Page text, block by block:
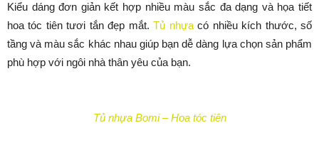
Kiểu dáng đơn giản kết hợp nhiều màu sắc đa dạng và họa tiết
hoa tóc tiên tươi tắn đẹp mắt.Tủ nhựacó nhiều kích thước, số
tầng và màu sắc khác nhau giúp bạn dễ dàng lựa chọn sản phẩm
phù hợp với ngôi nhà thân yêu của bạn.
Tủ nhựa Bomi – Hoa tóc tiên